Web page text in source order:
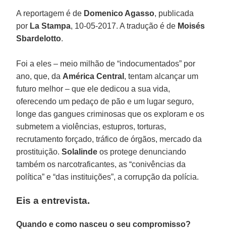
A reportagem é de Domenico Agasso, publicada
por La Stampa, 10-05-2017. A tradução é de Moisés
Sbardelotto.
Foi a eles – meio milhão de “indocumentados” por
ano, que, da América Central , tentam alcançar um
futuro melhor – que ele dedicou a sua vida,
oferecendo um pedaço de pão e um lugar seguro,
longe das gangues criminosas que os exploram e os
submetem a violências, estupros, torturas,
recrutamento forçado, tráfico de órgãos, mercado da
prostituição.Solalinde os protege denunciando
também os narcotraficantes, as “conivências da
política” e “das instituições”, a corrupção da polícia.
Eis a entrevista.
Quando e como nasceu o seu compromisso?